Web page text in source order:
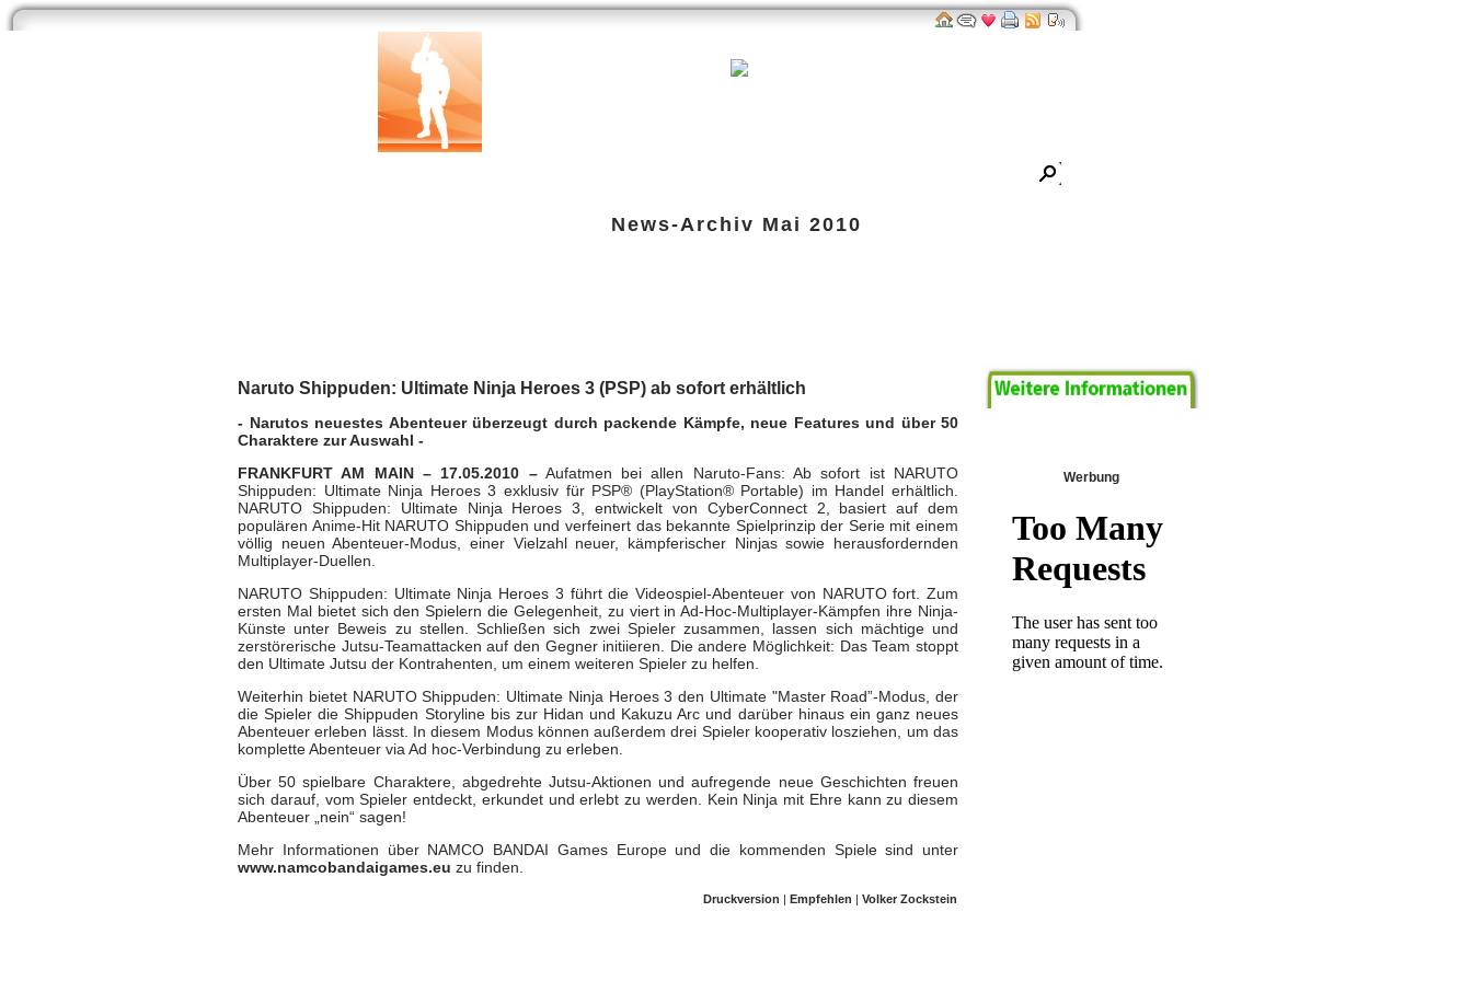
News-Archiv Mai 2010
Naruto Shippuden: Ultimate Ninja Heroes 3 (PSP) ab sofort erhältlich
- Narutos neuestes Abenteuer überzeugt durch packende Kämpfe, neue Features und über 50
Charaktere zur Auswahl -
FRANKFURT AM MAIN – 17.05.2010 –Aufatmen bei allen Naruto-Fans: Ab sofort ist NARUTO
Shippuden: Ultimate Ninja Heroes 3 exklusiv für PSP® (PlayStation® Portable) im Handel erhältlich.
NARUTO Shippuden: Ultimate Ninja Heroes 3, entwickelt von CyberConnect 2, basiert auf dem
populären Anime-Hit NARUTO Shippuden und verfeinert das bekannte Spielprinzip der Serie mit einem
völlig neuen Abenteuer-Modus, einer Vielzahl neuer, kämpferischer Ninjas sowie herausfordernden
Multiplayer-Duellen.
NARUTO Shippuden: Ultimate Ninja Heroes 3 führt die Videospiel-Abenteuer von NARUTO fort. Zum
ersten Mal bietet sich den Spielern die Gelegenheit, zu viert in Ad-Hoc-Multiplayer-Kämpfen ihre Ninja-
Künste unter Beweis zu stellen. Schließen sich zwei Spieler zusammen, lassen sich mächtige und
zerstörerische Jutsu-Teamattacken auf den Gegner initiieren. Die andere Möglichkeit: Das Team stoppt
den Ultimate Jutsu der Kontrahenten, um einem weiteren Spieler zu helfen.
Weiterhin bietet NARUTO Shippuden: Ultimate Ninja Heroes 3 den Ultimate "Master Road”-Modus, der
die Spieler die Shippuden Storyline bis zur Hidan und Kakuzu Arc und darüber hinaus ein ganz neues
Abenteuer erleben lässt. In diesem Modus können außerdem drei Spieler kooperativ losziehen, um das
komplette Abenteuer via Ad hoc-Verbindung zu erleben.
Über 50 spielbare Charaktere, abgedrehte Jutsu-Aktionen und aufregende neue Geschichten freuen
sich darauf, vom Spieler entdeckt, erkundet und erlebt zu werden. Kein Ninja mit Ehre kann zu diesem
Abenteuer „nein“ sagen!
Mehr Informationen über NAMCO BANDAI Games Europe und die kommenden Spiele sind unter
www.namcobandaigames.eu zu finden.
Druckversion | Empfehlen | Volker Zockstein
Werbung